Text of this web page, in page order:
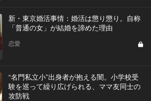
新・東京婚活事情：婚活は懲り懲り。自称
「普通の女」が結婚を諦めた理由
恋愛
“名門私立小”出身者が抱える闇。小学校受
験を巡って繰り広げられる、ママ友同士の
攻防戦